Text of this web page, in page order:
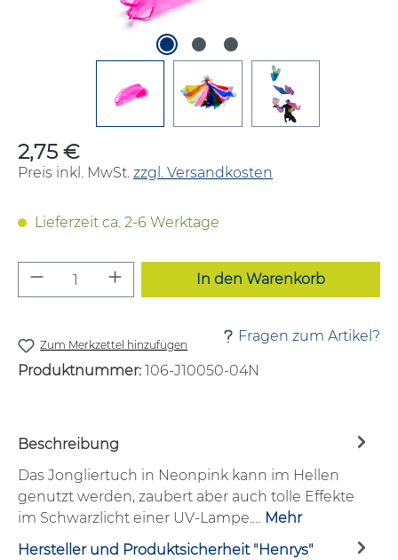
Regulärer Preis:
2,75 €
Preis inkl. MwSt. zzgl. Versandkosten
Lieferzeit ca. 2-6 Werktage
Produkt Anzahl: Gib den
In den Warenkorb
Zum Merkzettel hinzufügen
Fragen zum Artikel?
Produktnummer: 106-J10050-04N
Beschreibung
Das Jongliertuch in Neonpink kann im Hellen
genutzt werden, zaubert aber auch tolle Effekte
im Schwarzlicht einer UV-Lampe.… Mehr
Hersteller und Produktsicherheit "Henrys"